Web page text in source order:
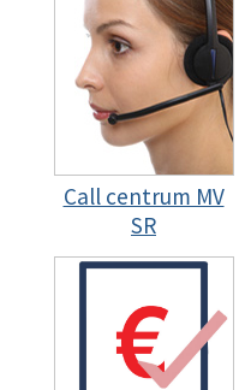
Call centrum MV
SR